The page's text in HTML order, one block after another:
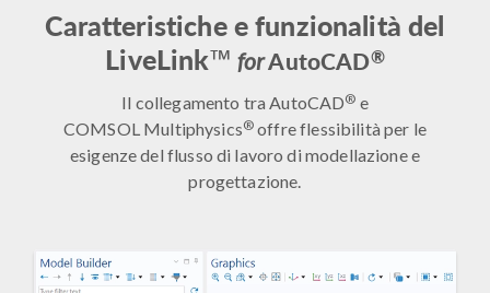
Caratteristiche e funzionalità del
LiveLink™ forAutoCAD®
Il collegamento tra AutoCAD® e
COMSOL Multiphysics® offre flessibilità per le
esigenze del flusso di lavoro di modellazione e
progettazione.